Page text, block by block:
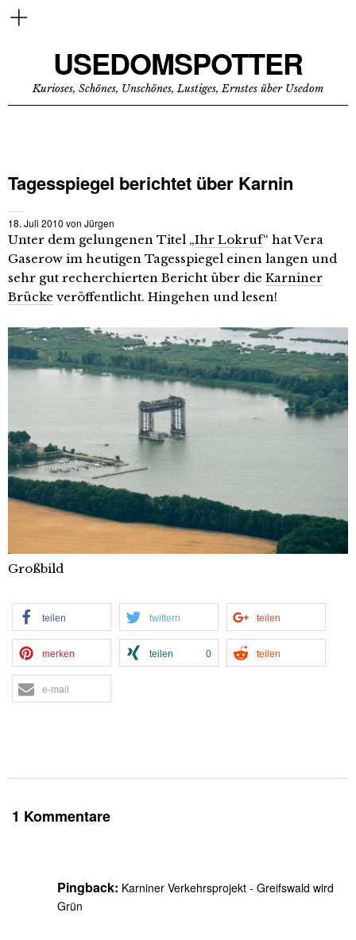
USEDOMSPOTTER
Kurioses, Schönes, Unschönes, Lustiges, Ernstes über Usedom
Tagesspiegel berichtet über Karnin
18. Juli 2010 von Jürgen
Unter dem gelungenen Titel „Ihr Lokruf“ hat Vera
Gaserow im heutigen Tagesspiegel einen langen und
sehr gut recherchierten Bericht über die Karniner
Brücke veröffentlicht. Hingehen und lesen!
Großbild
teilen twittern teilen
merken teilen 0 teilen
e-mail
1 Kommentare
Pingback: Karniner Verkehrsprojekt - Greifswald wird
Grün